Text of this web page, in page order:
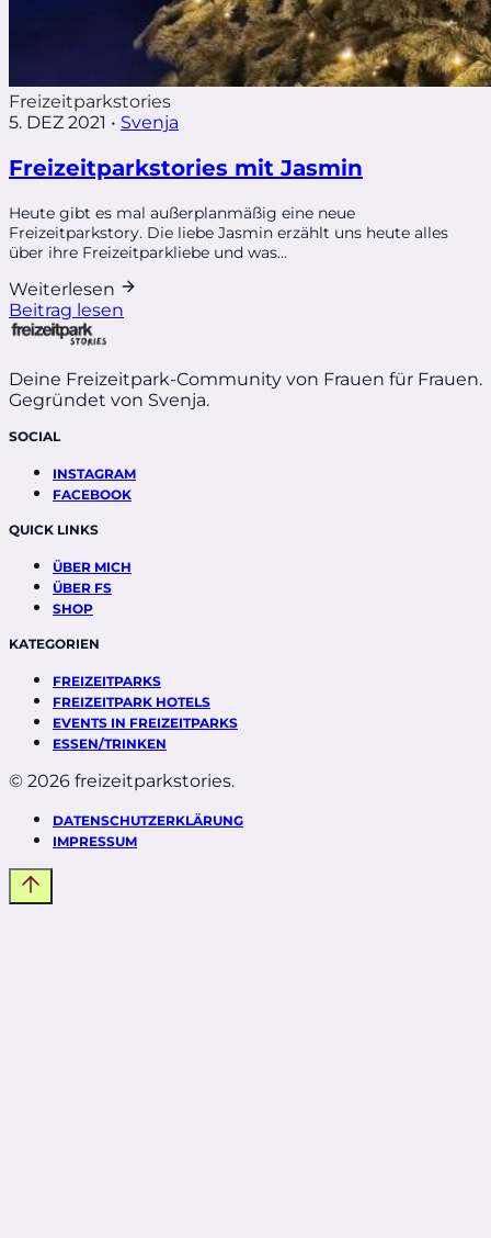
Freizeitparkstories
5. DEZ 2021 • Svenja
Freizeitparkstories mit Jasmin
Heute gibt es mal außerplanmäßig eine neue
Freizeitparkstory. Die liebe Jasmin erzählt uns heute alles
über ihre Freizeitparkliebe und was...
Weiterlesen
Beitrag lesen
Deine Freizeitpark-Community von Frauen für Frauen.
Gegründet von Svenja.
SOCIAL
INSTAGRAM
FACEBOOK
QUICK LINKS
ÜBER MICH
ÜBER FS
SHOP
KATEGORIEN
FREIZEITPARKS
FREIZEITPARK HOTELS
EVENTS IN FREIZEITPARKS
ESSEN/TRINKEN
© 2026 freizeitparkstories.
DATENSCHUTZERKLÄRUNG
IMPRESSUM